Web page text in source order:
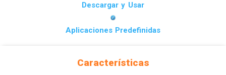
Descargar y Usar
Aplicaciones Predefinidas
Características